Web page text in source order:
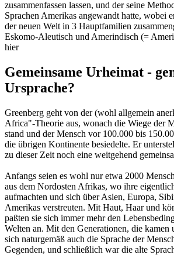
zusammenfassen lassen, und der seine
Sprachen Amerikas angewandt hatte, wobei
der neuen Welt in 3 Hauptfamilien
Eskomo-Aleutisch und Amerindisch (=
hier
Gemeinsame Urheimat -
Ursprache?
Greenberg geht von der (wohl allgemein
Africa"-Theorie aus, wonach die Wiege der
stand und der Mensch vor 100.000 bis
die übrigen Kontinente besiedelte. Er
zu dieser Zeit noch eine weitgehend
Anfangs seien es wohl nur etwa 2000
aus dem Nordosten Afrikas, wo ihre
aufmachten und sich über Asien, Europa,
Amerikas verstreuten. Mit Haut, Haar und
paßten sie sich immer mehr den
Welten an. Mit den Generationen, die kamen
sich naturgemäß auch die Sprache der
Gegenden, und schließlich war die alte